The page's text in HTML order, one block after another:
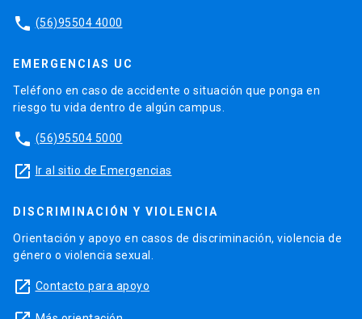
phone (56)95504 4000
EMERGENCIAS UC
Teléfono en caso de accidente o situación que ponga en
riesgo tu vida dentro de algún campus.
phone (56)95504 5000
launch Ir al sitio de Emergencias
DISCRIMINACIÓN Y VIOLENCIA
Orientación y apoyo en casos de discriminación, violencia de
género o violencia sexual.
launch Contacto para apoyo